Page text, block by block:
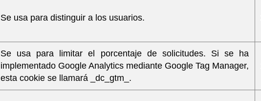
Se usa para distinguir a los usuarios.
Se usa para limitar el porcentaje de solicitudes. Si se ha
implementado Google Analytics mediante Google Tag Manager,
esta cookie se llamará _dc_gtm_.